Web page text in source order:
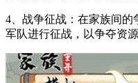
4、战争征战：在家族间
军队进行征战，以争夺资源